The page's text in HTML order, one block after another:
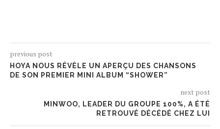
previous post
HOYA NOUS RÉVÈLE UN APERÇU DES CHANSONS
DE SON PREMIER MINI ALBUM “SHOWER”
next post
MINWOO, LEADER DU GROUPE 100%, A ÉTÉ
RETROUVÉ DÉCÉDÉ CHEZ LUI